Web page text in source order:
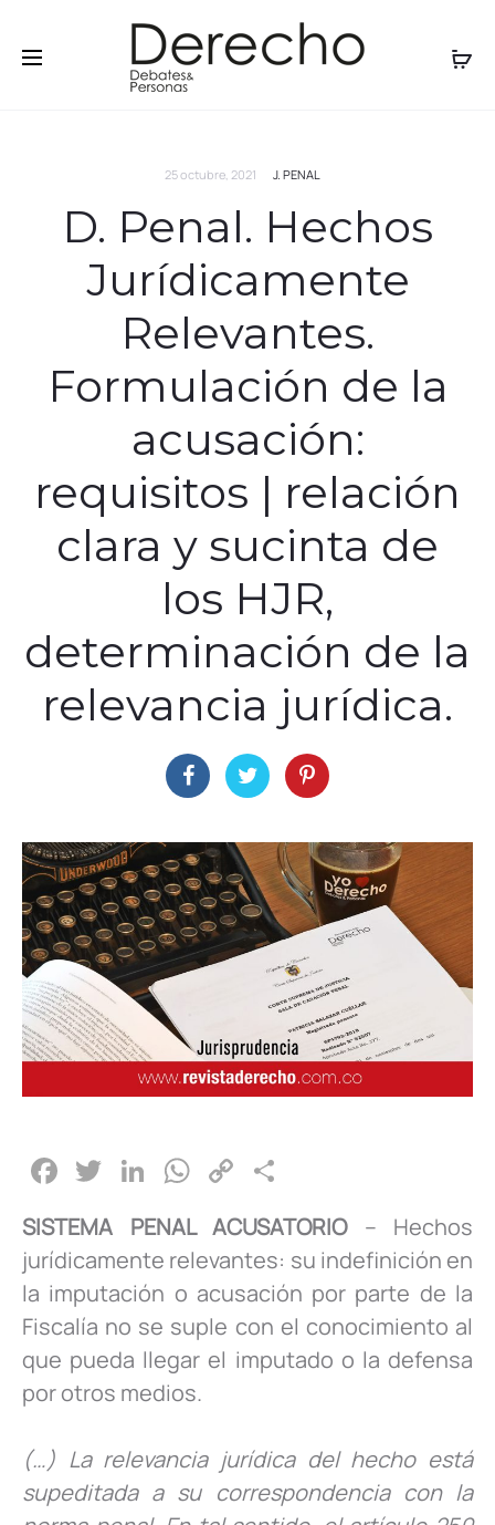
25 octubre, 2021 J. PENAL
D. Penal. Hechos
Jurídicamente
Relevantes.
Formulación de la
acusación:
requisitos | relación
clara y sucinta de
los HJR,
determinación de la
relevancia jurídica.
F
a
c
e
b
o
o
k
T
wi
tt
er
Li
n
k
e
dI
n
W
at
s
A
p
p
C
o
p
y
Li
n
k
o
m
p
ar
tir
SISTEMA PENAL ACUSATORIO– Hechos
jurídicamente relevantes: su indefinición en
la imputación o acusación por parte de la
Fiscalía no se suple con el conocimiento al
que pueda llegar el imputado o la defensa
por otros medios.
(…) La relevancia jurídica del hecho está
supeditada a su correspondencia con la